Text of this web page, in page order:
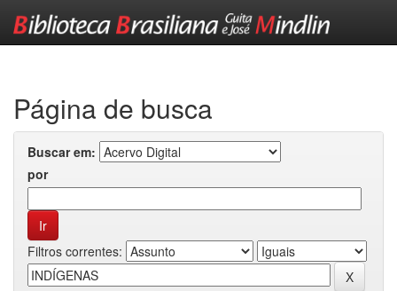
Página de busca
Buscar em:
por
Filtros correntes: